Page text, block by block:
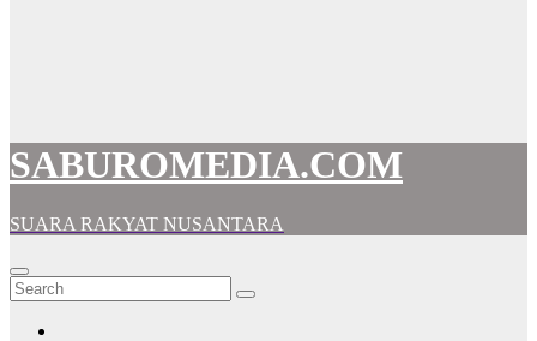
SABUROMEDIA.COM
SUARA RAKYAT NUSANTARA